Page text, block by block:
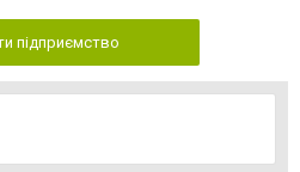
підприємство